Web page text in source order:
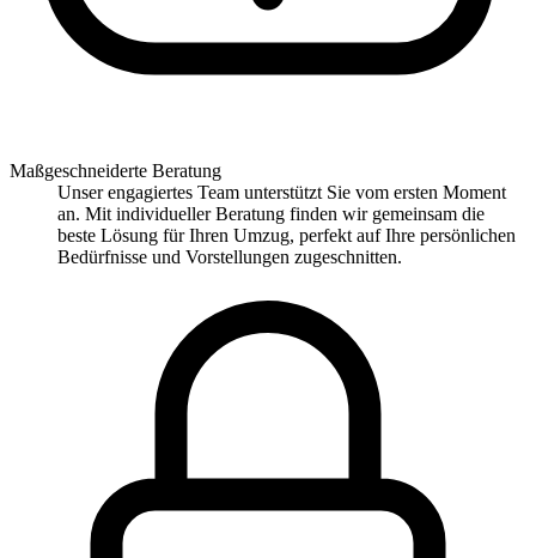
Maßgeschneiderte Beratung
Unser engagiertes Team unterstützt Sie vom ersten Moment
an. Mit individueller Beratung finden wir gemeinsam die
beste Lösung für Ihren Umzug, perfekt auf Ihre persönlichen
Bedürfnisse und Vorstellungen zugeschnitten.